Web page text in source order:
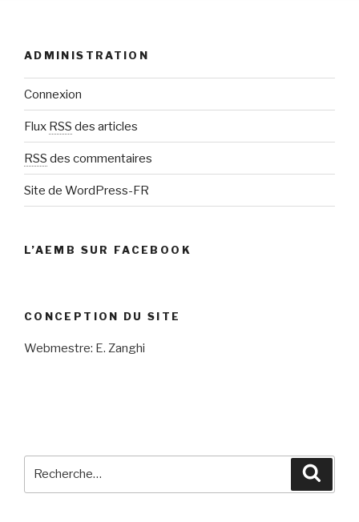
ADMINISTRATION
Connexion
Flux RSS des articles
RSS des commentaires
Site de WordPress-FR
L’AEMB SUR FACEBOOK
CONCEPTION DU SITE
Webmestre: E. Zanghi